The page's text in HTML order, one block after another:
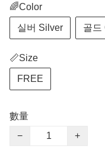
🌈Color
실버 Silver 골드
📏Size
FREE
數量
−
+